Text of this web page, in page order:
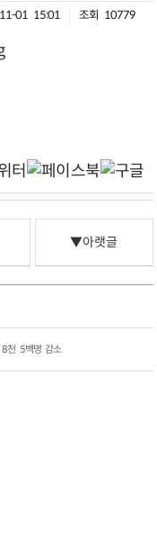
01 15:01 조회 10779
▼아랫글
천 5백명 감소